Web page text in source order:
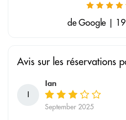
de Google |
Avis sur les réservations
I
Ian
September 2025